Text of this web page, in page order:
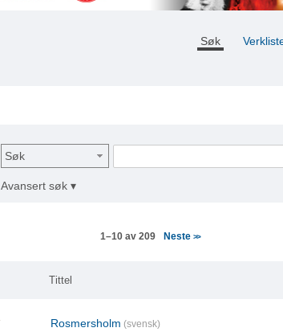
Søk
Søk
Avansert søk ▾
1–10 av 209 Neste >>
Tittel
Rosmersholm (svensk)